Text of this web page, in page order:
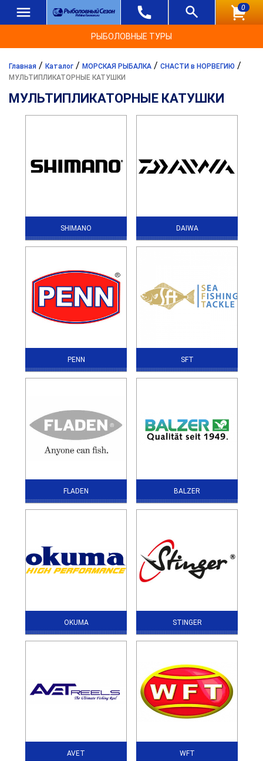
0
РЫБОЛОВНЫЕ ТУРЫ
Главная / Каталог / МОРСКАЯ РЫБАЛКА / СНАСТИ в НОРВЕГИЮ /
МУЛЬТИПЛИКАТОРНЫЕ КАТУШКИ
МУЛЬТИПЛИКАТОРНЫЕ КАТУШКИ
SHIMANO DAIWA
PENN SFT
FLADEN BALZER
OKUMA STINGER
AVET WFT